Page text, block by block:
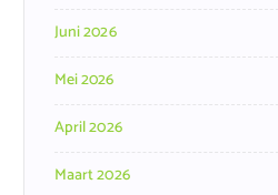
Juni 2026
Mei 2026
April 2026
Maart 2026